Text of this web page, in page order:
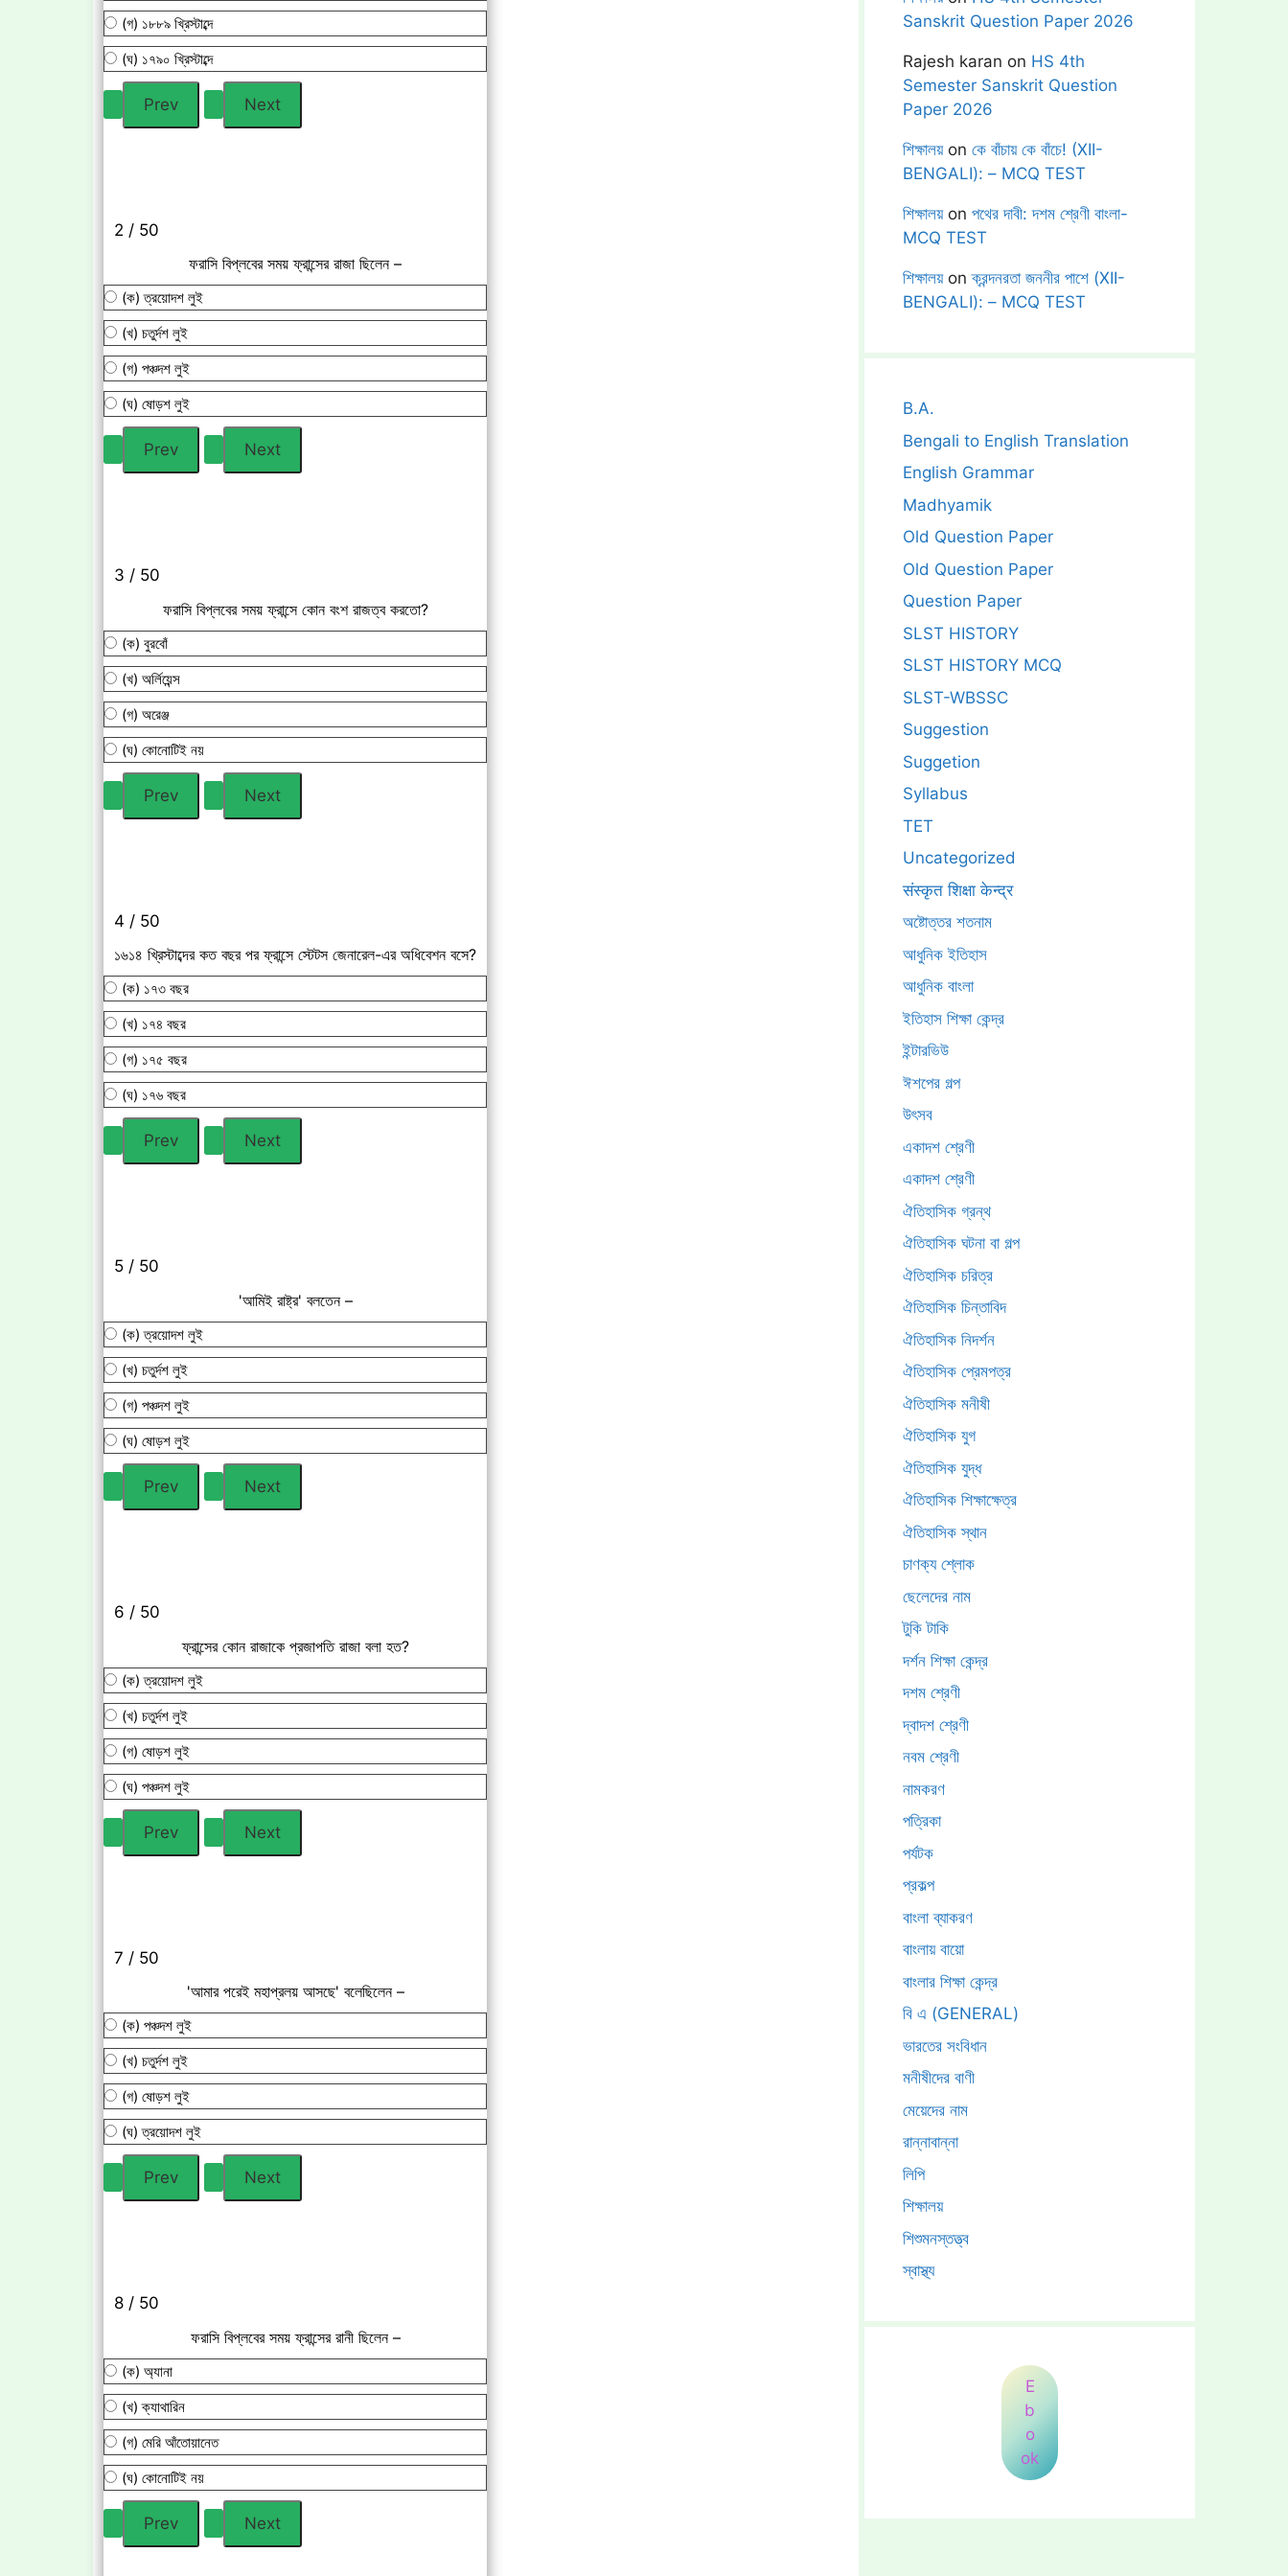
(গ) ১৮৮৯ খ্রিস্টাব্দে
(ঘ) ১৭৯০ খ্রিস্টাব্দে
2 / 50
ফরাসি বিপ্লবের সময় ফ্রান্সের রাজা ছিলেন –
(ক) ত্রয়োদশ লুই
(খ) চতুর্দশ লুই
(গ) পঞ্চদশ লুই
(ঘ) ষোড়শ লুই
3 / 50
ফরাসি বিপ্লবের সময় ফ্রান্সে কোন বংশ রাজত্ব করতো?
(ক) বুরবোঁ
(খ) অর্লিয়েন্স
(গ) অরেঞ্জ
(ঘ) কোনোটিই নয়
4 / 50
১৬১৪ খ্রিস্টাব্দের কত বছর পর ফ্রান্সে স্টেটস জেনারেল-এর অধিবেশন বসে?
(ক) ১৭৩ বছর
(খ) ১৭৪ বছর
(গ) ১৭৫ বছর
(ঘ) ১৭৬ বছর
5 / 50
'আমিই রাষ্ট্র' বলতেন –
(ক) ত্রয়োদশ লুই
(খ) চতুর্দশ লুই
(গ) পঞ্চদশ লুই
(ঘ) ষোড়শ লুই
6 / 50
ফ্রান্সের কোন রাজাকে প্রজাপতি রাজা বলা হত?
(ক) ত্রয়োদশ লুই
(খ) চতুর্দশ লুই
(গ) ষোড়শ লুই
(ঘ) পঞ্চদশ লুই
7 / 50
'আমার পরেই মহাপ্রলয় আসছে' বলেছিলেন –
(ক) পঞ্চদশ লুই
(খ) চতুর্দশ লুই
(গ) ষোড়শ লুই
(ঘ) ত্রয়োদশ লুই
8 / 50
ফরাসি বিপ্লবের সময় ফ্রান্সের রানী ছিলেন –
(ক) অ্যানা
(খ) ক্যাথারিন
(গ) মেরি আঁতোয়ানেত
(ঘ) কোনোটিই নয়
Sanskrit Question Paper 2026
Rajesh karan on HS 4th
Semester Sanskrit Question
Paper 2026
শিক্ষালয়on কে বাঁচায় কে বাঁচে! (XII-
BENGALI): – MCQ TEST
শিক্ষালয়on পথের দাবী: দশম শ্রেণী বাংলা-
MCQ TEST
শিক্ষালয়onক্রন্দনরতা জননীর পাশে (XII-
BENGALI): – MCQ TEST
B.A.
Bengali to English Translation
English Grammar
Madhyamik
Old Question Paper
Old Question Paper
Question Paper
SLST HISTORY
SLST HISTORY MCQ
SLST-WBSSC
Suggestion
Suggetion
Syllabus
TET
Uncategorized
संस्कृत शिक्षा केन्द्र
অষ্টোত্তর শতনাম
আধুনিক ইতিহাস
আধুনিক বাংলা
ইতিহাস শিক্ষা কেন্দ্র
ইন্টারভিউ
ঈশপের গল্প
উৎসব
একাদশ শ্রেণী
একাদশ শ্রেণী
ঐতিহাসিক গ্রন্থ
ঐতিহাসিক ঘটনা বা গল্প
ঐতিহাসিক চরিত্র
ঐতিহাসিক চিন্তাবিদ
ঐতিহাসিক নিদর্শন
ঐতিহাসিক প্রেমপত্র
ঐতিহাসিক মনীষী
ঐতিহাসিক যুগ
ঐতিহাসিক যুদ্ধ
ঐতিহাসিক শিক্ষাক্ষেত্র
ঐতিহাসিক স্থান
চাণক্য শ্লোক
ছেলেদের নাম
টুকি টাকি
দর্শন শিক্ষা কেন্দ্র
দশম শ্রেণী
দ্বাদশ শ্রেণী
নবম শ্রেণী
নামকরণ
পত্রিকা
পর্যটক
প্রকল্প
বাংলা ব্যাকরণ
বাংলায় বায়ো
বাংলার শিক্ষা কেন্দ্র
বি এ (GENERAL)
ভারতের সংবিধান
মনীষীদের বাণী
মেয়েদের নাম
রান্নাবান্না
লিপি
শিক্ষালয়
শিশুমনস্তত্ত্ব
স্বাস্থ্য
E
b
o
ok